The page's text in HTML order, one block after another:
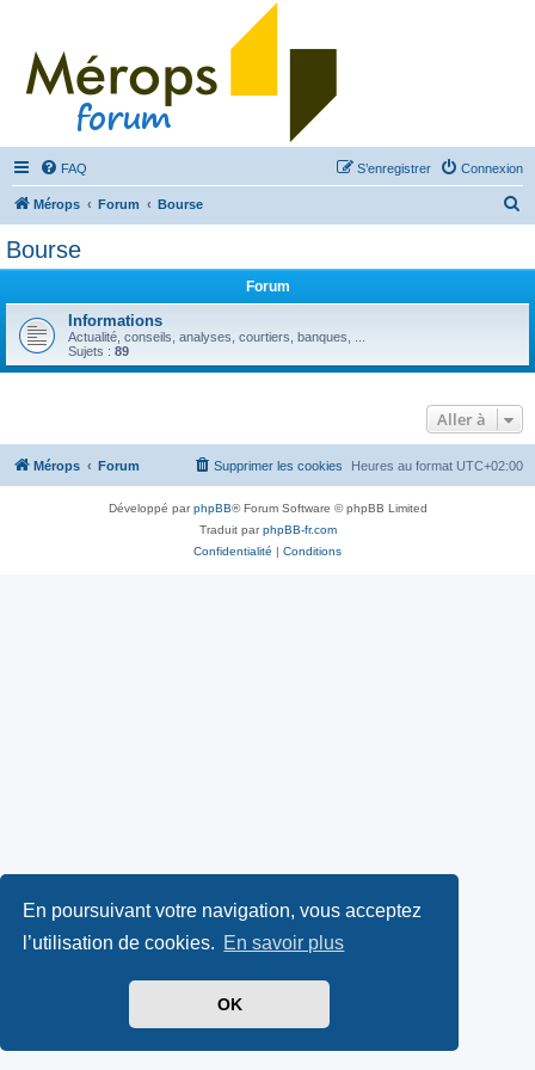
En poursuivant votre navigation, vous acceptez
l’utilisation de cookies. En savoir plus
OK
FAQ Connexion
S’enregistrer
Mérops Forum Bourse
c
e
r
Bourse
Forum
Informations
Actualité, conseils, analyses, courtiers, banques, ...
Sujets : 89
Aller à
Mérops Forum Heures au format UTC+02:00
Supprimer les cookies
Développé parphpBB® Forum Software © phpBB Limited
Traduit parphpBB-fr.com
Confidentialité | Conditions